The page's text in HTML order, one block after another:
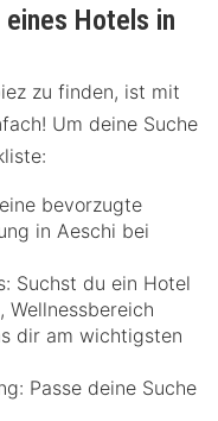
eines Hotels in
zu finden, ist mit
Um deine Suche
bevorzugte
in Aeschi bei
Suchst du ein Hotel
Wellnessbereich
dir am wichtigsten
Passe deine Suche